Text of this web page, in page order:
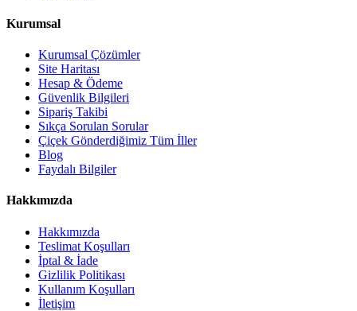
Kurumsal
Kurumsal Çözümler
Site Haritası
Hesap & Ödeme
Güvenlik Bilgileri
Sipariş Takibi
Sıkça Sorulan Sorular
Çiçek Gönderdiğimiz Tüm İller
Blog
Faydalı Bilgiler
Hakkımızda
Hakkımızda
Teslimat Koşulları
İptal & İade
Gizlilik Politikası
Kullanım Koşulları
İletişim